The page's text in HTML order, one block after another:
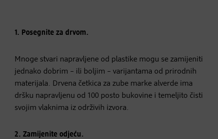
1. Posegnite za drvom.
Mnoge stvari napravljene od plastike mogu se zamijeniti
jednako dobrim – ili boljim – varijantama od prirodnih
materijala. Drvena četkica za zube marke alverde ima
dršku napravljenu od 100 posto bukovine i temeljito čisti
svojim vlaknima iz održivih izvora.
2. Zamijenite odjeću.